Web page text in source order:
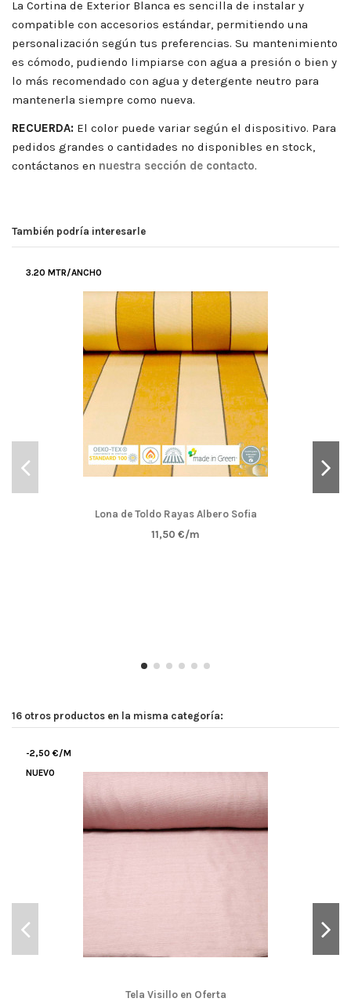
La Cortina de Exterior Blanca es sencilla de instalar y
compatible con accesorios estándar, permitiendo una
personalización según tus preferencias. Su mantenimiento
es cómodo, pudiendo limpiarse con agua a presión o bien y
lo más recomendado con agua y detergente neutro para
mantenerla siempre como nueva.
RECUERDA: El color puede variar según el dispositivo. Para
pedidos grandes o cantidades no disponibles en stock,
contáctanos en nuestra sección de contacto.
También podría interesarle
3.20 MTR/ANCHO
Lona de Toldo Rayas Albero Sofia
11,50 €/m
16 otros productos en la misma categoría:
-2,50 €/M
NUEVO
Tela Visillo en Oferta